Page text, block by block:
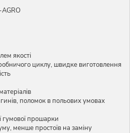
AGRO
якості
циклу, швидке виготовлення
поломок в польових умовах
гумової прошарки
менше простоїв на заміну